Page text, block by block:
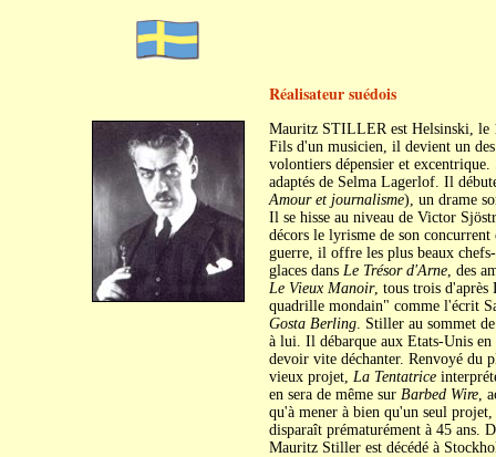
Réalisateur suédois
Mauritz STILLER est Helsinski, le
Fils d'un musicien, il devient un
volontiers dépensier et
adaptés de Selma Lagerlof. Il
Amour et journalisme), un drame
Il se hisse au niveau de Victor
décors le lyrisme de son
guerre, il offre les plus beaux
glaces dans Le Trésor d'Arne, des
Le Vieux Manoir, tous trois
quadrille mondain" comme l'écrit
Gosta Berling. Stiller au sommet
à lui. Il débarque aux Etats-Unis en
devoir vite déchanter. Renvoyé du
vieux projet, La Tentatrice
en sera de même sur Barbed Wire,
qu'à mener à bien qu'un seul projet,
disparaît prématurément à 45 ans.
Mauritz Stiller est décédé à